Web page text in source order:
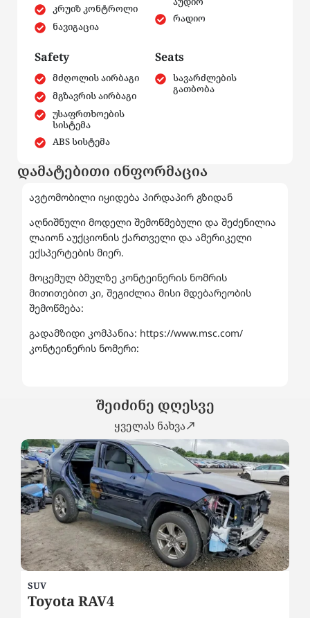
კრუიზ კონტროლი
ნავიგაცია
რადიო
Safety
მძღოლის აირბაგი
მგზავრის აირბაგი
უსაფრთხოების
სისტემა
ABS სისტემა
Seats
სავარძლების
გათბობა
დამატებითი ინფორმაცია
ავტომობილი იყიდება პირდაპირ გზიდან
აღნიშნული მოდელი შემოწმებული და შეძენილია
ლაიონ აუქციონის ქართველი და ამერიკელი
ექსპერტების მიერ.
მოცემულ ბმულზე კონტეინერის ნომრის
მითითებით კი, შეგიძლია მისი მდებარეობის
შემოწმება:
გადამზიდი კომპანია: https://www.msc.com/
კონტეინერის ნომერი:
შეიძინე დღესვე
ყველას ნახვა
SUV
Toyota RAV4